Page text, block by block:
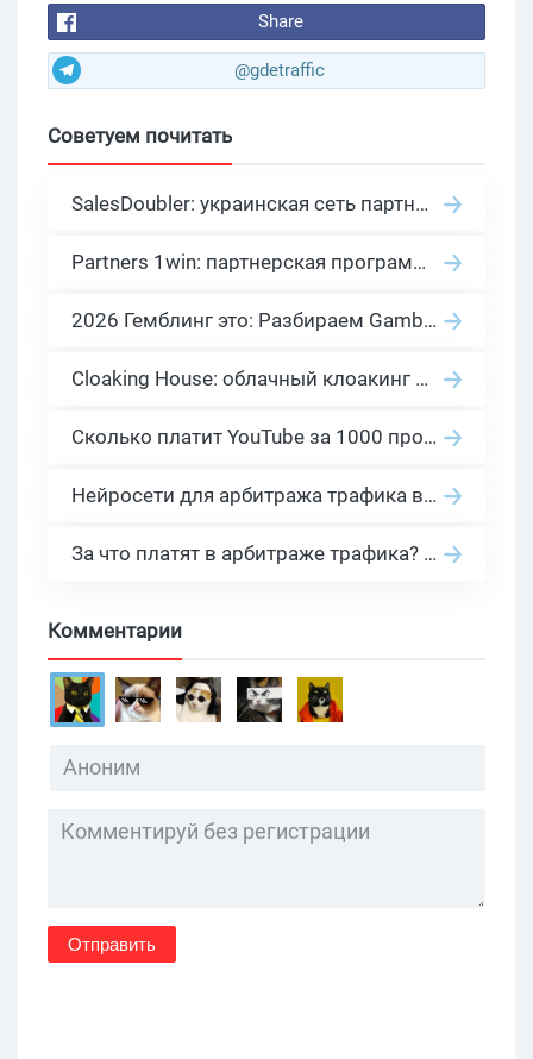
Share
@gdetraffic
Советуем почитать
SalesDoubler: украинская сеть партнерских программ с оплатой за действие
Partners 1win: партнерская программа казино в нише гемблинг арбитраж
2026 Гемблинг это: Разбираем Gambling вертикаль, и все что связано с гемблинг и беттинг офферами
Cloaking House: облачный клоакинг для фильтрации ботов FB и Google Ads — гайд PHP-интеграции 2026
Сколько платит YouTube за 1000 просмотров в 2026: реальные цифры от 0.5 до 36 USD по ГЕО
Нейросети для арбитража трафика в 2026: инструменты, кейсы и AI-медиабайеры
За что платят в арбитраже трафика? 30 моделей оплаты в бурж и СНГ партнерках
Комментарии
Отправить